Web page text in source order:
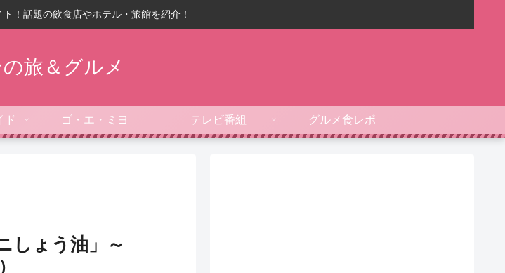
！話題の飲食店やホテル・旅館を紹介！
旅＆グルメ
ド ゴ・エ・ミヨ テレビ番組 グルメ食レポ
しょう油」～